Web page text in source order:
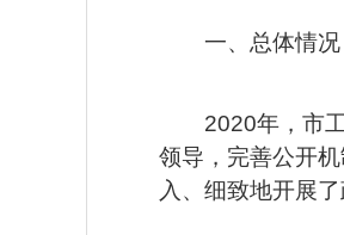
一、总体情况
2020年，市
领导，完善公开
入、细致地开展